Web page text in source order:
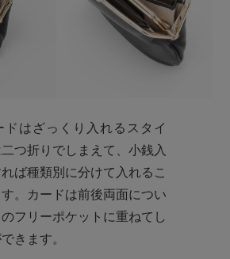
ドはざっくり入れるスタイ
つ折りでしまえて、小銭入
ば種類別に分けて入れるこ
。カードは前後両面につい
フリーポケットに重ねてし
きます。